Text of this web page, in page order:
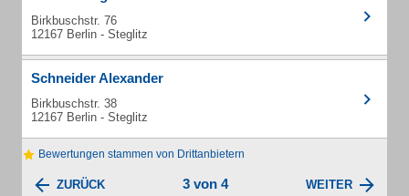
Birkbuschstr. 76
12167 Berlin - Steglitz
Schneider Alexander
Birkbuschstr. 38
12167 Berlin - Steglitz
Bewertungen stammen von Drittanbietern
ZURÜCK 3 von 4 WEITER